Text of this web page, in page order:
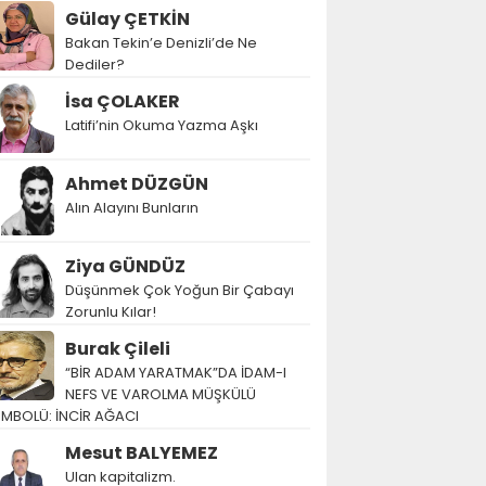
Gülay ÇETKİN
Bakan Tekin’e Denizli’de Ne
Dediler?
İsa ÇOLAKER
Latifi’nin Okuma Yazma Aşkı
Ahmet DÜZGÜN
Alın Alayını Bunların
Ziya GÜNDÜZ
Düşünmek Çok Yoğun Bir Çabayı
Zorunlu Kılar!
Burak Çileli
“BİR ADAM YARATMAK”DA İDAM-I
NEFS VE VAROLMA MÜŞKÜLÜ
İNCİR AĞACI
Mesut BALYEMEZ
Ulan kapitalizm.